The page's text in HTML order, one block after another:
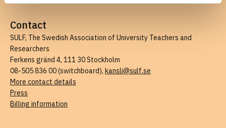
Contact
SULF, The Swedish Association of University Teachers and
Researchers
Ferkens gränd 4, 111 30 Stockholm
08-505 836 00 (switchboard), kansli@sulf.se
More contact details
Press
Billing information